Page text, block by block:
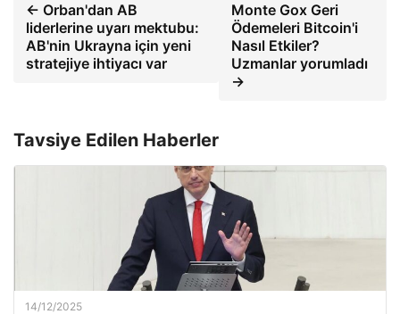
← Orban'dan AB
liderlerine uyarı mektubu:
AB'nin Ukrayna için yeni
stratejiye ihtiyacı var
Monte Gox Geri
Ödemeleri Bitcoin'i
Nasıl Etkiler?
Uzmanlar yorumladı
→
Tavsiye Edilen Haberler
14/12/2025